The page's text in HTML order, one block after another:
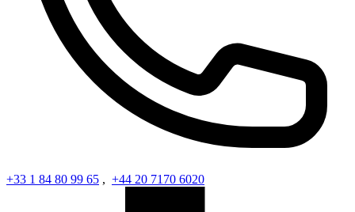
+33 1 84 80 99 65 , +44 20 7170 6020